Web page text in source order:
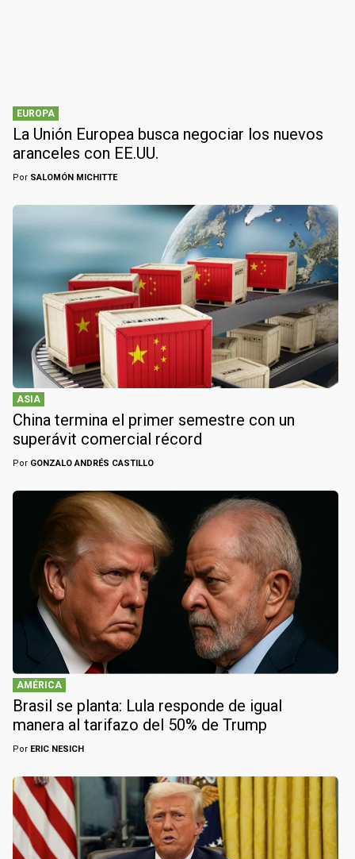
EUROPA
La Unión Europea busca negociar los nuevos
aranceles con EE.UU.
Por SALOMÓN MICHITTE
ASIA
China termina el primer semestre con un
superávit comercial récord
Por GONZALO ANDRÉS CASTILLO
AMÉRICA
Brasil se planta: Lula responde de igual
manera al tarifazo del 50% de Trump
Por ERIC NESICH